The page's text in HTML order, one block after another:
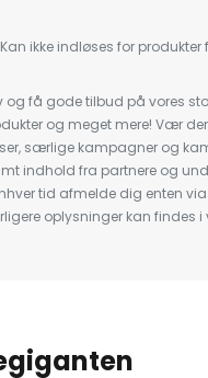
ikke indløses for produkter
få gode tilbud på vores
og meget mere! Vær
særlige kampagner og
indhold fra partnere og
tid afmelde dig enten
oplysninger kan findes i